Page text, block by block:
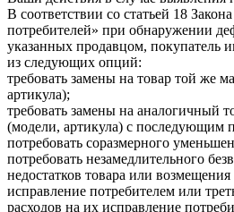
В соответствии со статьей 18
потребителей» при обнаружении
указанных продавцом, покупатель
из следующих опций:
требовать замены на товар той же
артикула);
требовать замены на аналогичный
(модели, артикула) с последующим
потребовать соразмерного
потребовать незамедлительного
недостатков товара или
исправление потребителем или
расходов на их исправление